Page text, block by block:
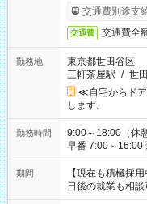
交通費別途支
交通費 交通費全
勤務地
東京都世田谷区
三軒茶屋駅 / 世
≪自宅からド
します。
勤務時間
9:00～18:00（休憩60分） ■ご希望があれば
早番 7:00～16:00 遅番 10:00
い」 「余裕を持
たくない」 など、ご
の方へ 今ご覧の
の勤務時間。 合
期間
【現在も積極採
日後の就業も相談